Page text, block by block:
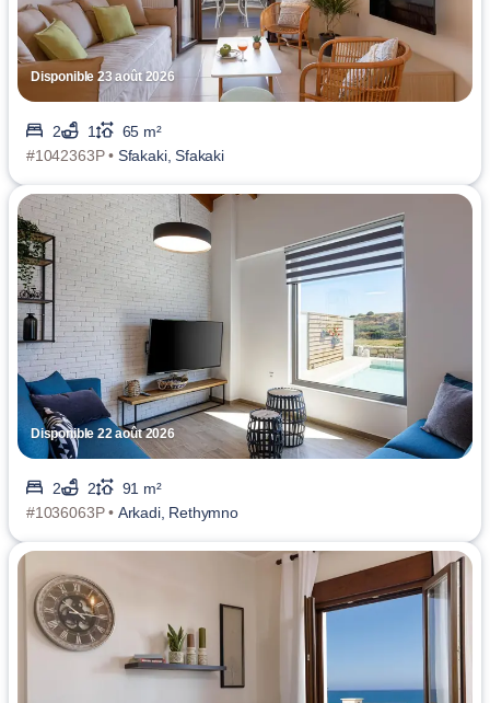
Disponible 23 août 2026
2 1
65 m²
#1042363P • Sfakaki, Sfakaki
Disponible 22 août 2026
2 2
91 m²
#1036063P • Arkadi, Rethymno